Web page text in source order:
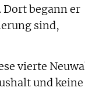
Dort begann er
sind,
vierte
und keine